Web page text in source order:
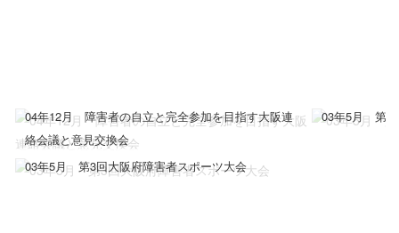
04年12月 障害者の自立と完全参加を目指す大阪連
絡会議と意見交換会
03年5月 第3回大阪府障害者スポーツ大会
03年5月 第3